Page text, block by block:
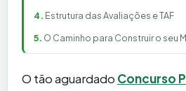
Estrutura das Avaliações e TAF
O Caminho para Construir o seu
O tão aguardado Concurso